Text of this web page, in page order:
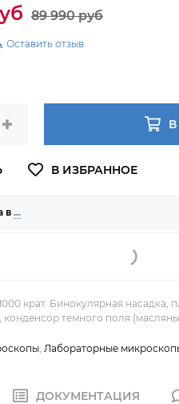
89 990 руб
Оставить отзыв
в …
крат. Бинокулярная насадка,
конденсор темного поля
Лабораторные
ДОКУМЕНТАЦИЯ